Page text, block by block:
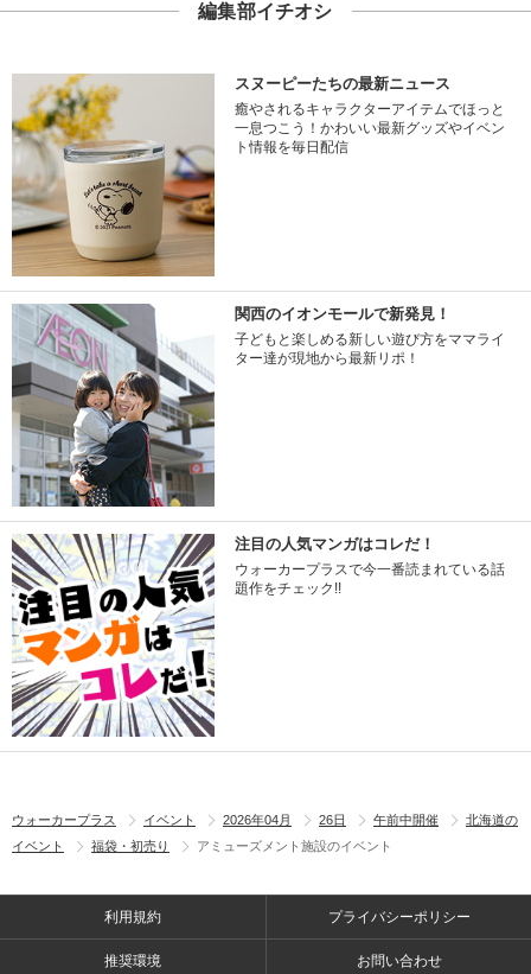
編集部イチオシ
スヌーピーたちの最新ニュース
癒やされるキャラクターアイテムでほっと
一息つこう！かわいい最新グッズやイベン
ト情報を毎日配信
関西のイオンモールで新発見！
子どもと楽しめる新しい遊び方をママライ
ター達が現地から最新リポ！
注目の人気マンガはコレだ！
ウォーカープラスで今一番読まれている話
題作をチェック!!
ウォーカープラス イベント 2026年04月 26日 午前中開催
北海道の
イベント
福袋・初売り アミューズメント施設のイベント
利用規約 プライバシーポリシー
推奨環境 お問い合わせ